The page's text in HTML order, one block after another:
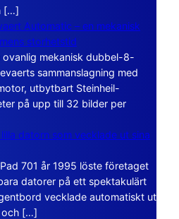
[…]
Automatic – en mekanisk
storhetstid
mekanisk dubbel-8-
sammanslagning med
utbytbart Steinheil-
på upp till 32 bilder per
datorn som vecklade ut sina
701 år 1995 löste företaget
datorer på ett spektakulärt
vecklade automatiskt ut
och […]